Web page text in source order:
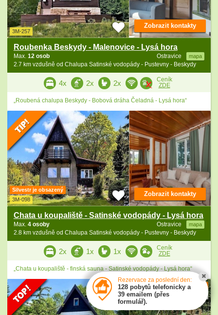
3M-257
Roubenka Beskydy - Malenovice - Lysá hora
Ostravice mapa
Max. 12 osob
2.7 km vzdušně od Chalupa Satinské vodopády - Pustevny - Beskydy
Zobrazit kontakty
4x 2x 2x
Ceník
ZDE
„Roubená chalupa Beskydy - Bobová dráha Čeladná - Lysá hora“
Silvestr je obsazený
3M-098
Chata u koupaliště - Satinské vodopády - Lysá hora
Ostravice mapa
Max. 4 osoby
2.8 km vzdušně od Chalupa Satinské vodopády - Pustevny - Beskydy
Zobrazit kontakty
2x 1x 1x
Ceník
ZDE
„Chata u koupaliště - finská sauna - Satinské vodopády - Lysá hora“
Rezervace za poslední den:
128 pobytů telefonicky a
39 emailem (přes
formulář).